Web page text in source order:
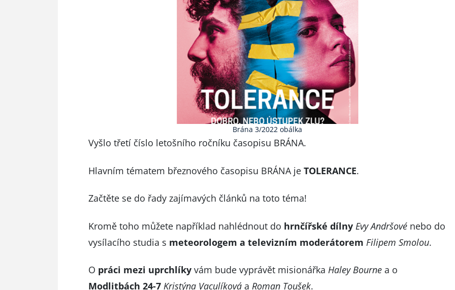
Brána 3/2022 obálka
Vyšlo třetí číslo letošního ročníku časopisu BRÁNA.
Hlavním tématem březnového časopisu BRÁNA je TOLERANCE.
Začtěte se do řady zajímavých článků na toto téma!
Kromě toho můžete například nahlédnout do hrnčířské dílny Evy Andršové nebo do
vysílacího studia s meteorologem a televizním moderátorem Filipem Smolou.
O práci mezi uprchlíky vám bude vyprávět misionářka Haley Bourne a o
Modlitbách 24-7 Kristýna Vaculíková a Roman Toušek.